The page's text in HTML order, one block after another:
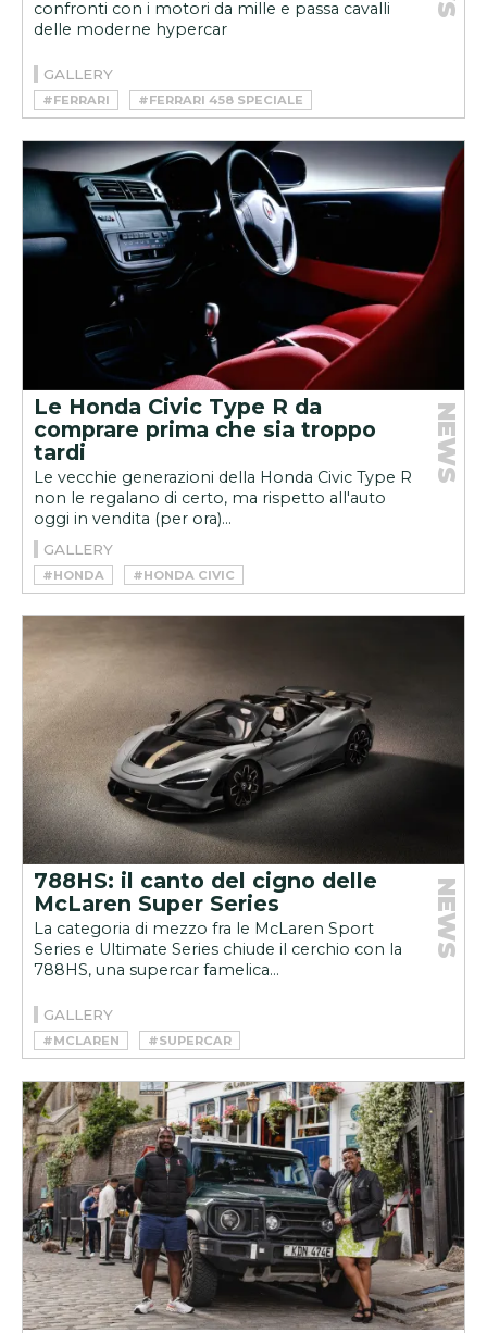
confronti con i motori da mille e passa cavalli
delle moderne hypercar
GALLERY
#FERRARI #FERRARI 458 SPECIALE
Le Honda Civic Type R da
comprare prima che sia troppo
tardi
Le vecchie generazioni della Honda Civic Type R
non le regalano di certo, ma rispetto all'auto
oggi in vendita (per ora)...
NEWS
GALLERY
#HONDA
#HONDA CIVIC
#HONDA CIVIC TYPE R
788HS: il canto del cigno delle
McLaren Super Series
La categoria di mezzo fra le McLaren Sport
Series e Ultimate Series chiude il cerchio con la
788HS, una supercar famelica...
NEWS
GALLERY
#MCLAREN #SUPERCAR